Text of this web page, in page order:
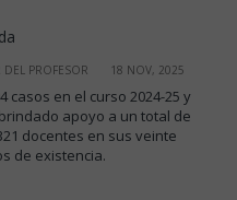
DEL PROFESOR 18 NOV, 2025
casos en el curso 2024-25 y
apoyo a un total de
docentes en sus veinte
de existencia.